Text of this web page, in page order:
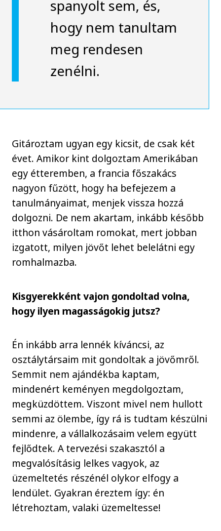
spanyolt sem, és,
hogy nem tanultam
meg rendesen
zenélni.
Gitároztam ugyan egy kicsit, de csak két
évet. Amikor kint dolgoztam Amerikában
egy étteremben, a francia főszakács
nagyon fűzött, hogy ha befejezem a
tanulmányaimat, menjek vissza hozzá
dolgozni. De nem akartam, inkább később
itthon vásároltam romokat, mert jobban
izgatott, milyen jövőt lehet belelátni egy
romhalmazba.
Kisgyerekként vajon gondoltad volna,
hogy ilyen magasságokig jutsz?
Én inkább arra lennék kíváncsi, az
osztálytársaim mit gondoltak a jövőmről.
Semmit nem ajándékba kaptam,
mindenért keményen megdolgoztam,
megküzdöttem. Viszont mivel nem hullott
semmi az ölembe, így rá is tudtam készülni
mindenre, a vállalkozásaim velem együtt
fejlődtek. A tervezési szakasztól a
megvalósításig lelkes vagyok, az
üzemeltetés részénél olykor elfogy a
lendület. Gyakran éreztem így: én
létrehoztam, valaki üzemeltesse!